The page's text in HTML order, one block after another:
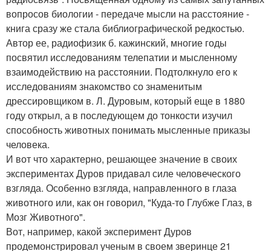
вопросов биологии - передаче мысли на расстояние -
книга сразу же стала библиографической редкостью.
Автор ее, радиофизик б. кажинский, многие годы
посвятил исследованиям телепатии и мысленному
взаимодействию на расстоянии. Подтолкнуло его к
исследованиям знакомство со знаменитым
дрессировщиком в. Л. Дуровым, который еще в 1880
году открыл, а в последующем до тонкости изучил
способность животных понимать мысленные приказы
человека.
И вот что характерно, решающее значение в своих
экспериментах Дуров придавал силе человеческого
взгляда. Особенно взгляда, направленного в глаза
животного или, как он говорил, "Куда-то Глубже Глаз, в
Мозг Животного".
Вот, например, какой эксперимент Дуров
продемонстрировал ученым в своем зверинце 21